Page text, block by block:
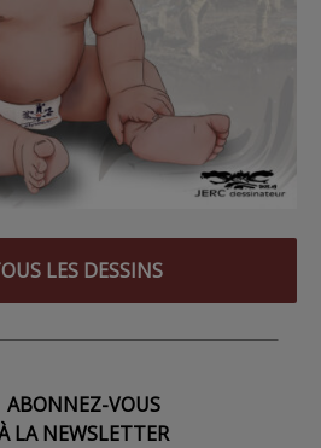
LES DESSINS
ABONNEZ-VOUS
LA NEWSLETTER